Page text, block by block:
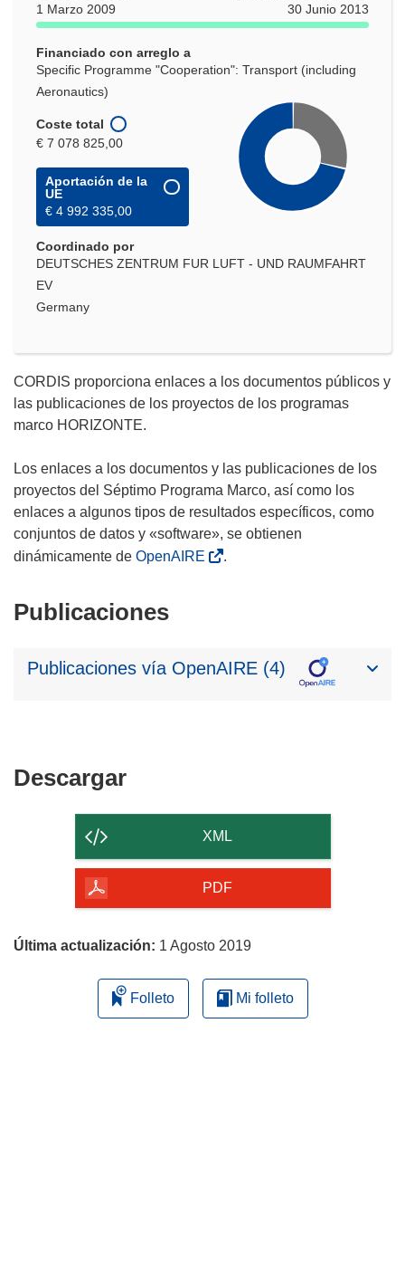
1 Marzo 2009
30 Junio 2013
Financiado con arreglo a
Specific Programme "Cooperation": Transport (including
Aeronautics)
Coste total
€ 7 078 825,00
Aportación de la
UE
€ 4 992 335,00
Coordinado por
DEUTSCHES ZENTRUM FUR LUFT - UND RAUMFAHRT
EV
Germany
CORDIS proporciona enlaces a los documentos públicos y
las publicaciones de los proyectos de los programas
marco HORIZONTE.
Los enlaces a los documentos y las publicaciones de los
proyectos del Séptimo Programa Marco, así como los
enlaces a algunos tipos de resultados específicos, como
conjuntos de datos y «software», se obtienen
dinámicamente de OpenAIRE .
Publicaciones
Publicaciones vía OpenAIRE (4)
DescargarDescargar
contenido
de
página
XML
PDF
Última actualización: 1 Agosto 2019
Folleto Mi folleto